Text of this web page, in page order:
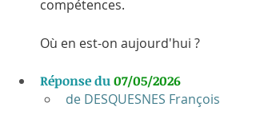
compétences.
Où en est-on aujourd'hui ?
Réponse du 07/05/2026
de DESQUESNES François